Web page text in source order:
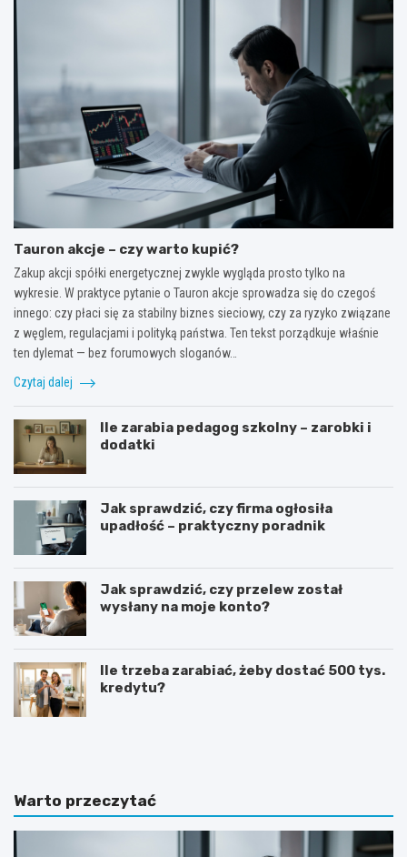
Tauron akcje – czy warto kupić?
Zakup akcji spółki energetycznej zwykle wygląda prosto tylko na
wykresie. W praktyce pytanie o Tauron akcje sprowadza się do czegoś
innego: czy płaci się za stabilny biznes sieciowy, czy za ryzyko związane
z węglem, regulacjami i polityką państwa. Ten tekst porządkuje właśnie
ten dylemat — bez forumowych sloganów…
Czytaj dalej
Ile zarabia pedagog szkolny – zarobki i
dodatki
Jak sprawdzić, czy firma ogłosiła
upadłość – praktyczny poradnik
Jak sprawdzić, czy przelew został
wysłany na moje konto?
Ile trzeba zarabiać, żeby dostać 500 tys.
kredytu?
G
y
w
z
ó
J
p
i
s
a
Warto przeczytać